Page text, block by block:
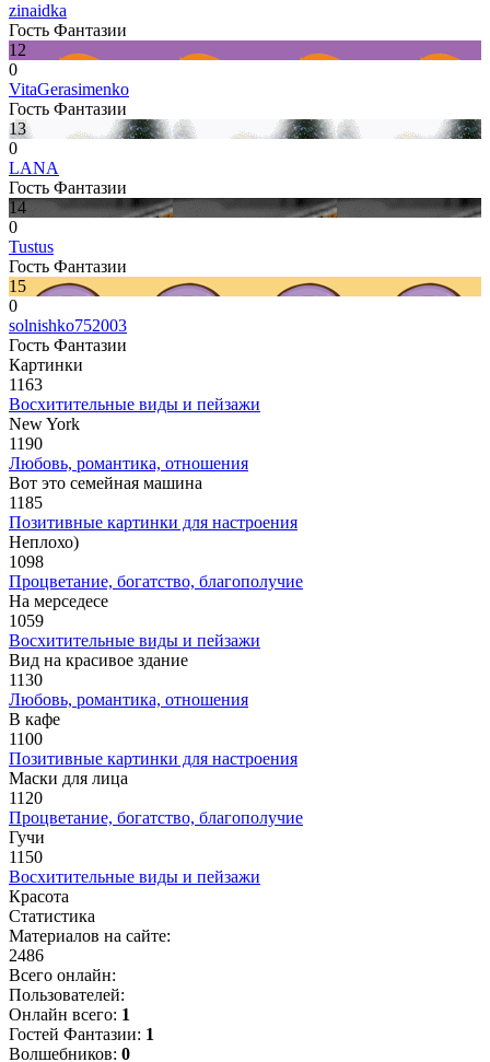
zinaidka
Гость Фантазии
12
0
VitaGerasimenko
Гость Фантазии
13
0
LANA
Гость Фантазии
14
0
Tustus
Гость Фантазии
15
0
solnishko752003
Гость Фантазии
Картинки
1163
Восхитительные виды и пейзажи
New York
1190
Любовь, романтика, отношения
Вот это семейная машина
1185
Позитивные картинки для настроения
Неплохо)
1098
Процветание, богатство, благополучие
На мерседесе
1059
Восхитительные виды и пейзажи
Вид на красивое здание
1130
Любовь, романтика, отношения
В кафе
1100
Позитивные картинки для настроения
Маски для лица
1120
Процветание, богатство, благополучие
Гучи
1150
Восхитительные виды и пейзажи
Красота
Статистика
Материалов на сайте:
2486
Всего онлайн:
Пользователей:
Онлайн всего: 1
Гостей Фантазии: 1
Волшебников: 0